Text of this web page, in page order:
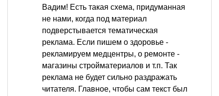
Вадим! Есть такая схема, придуманная
не нами, когда под материал
подверстывается тематическая
реклама. Если пишем о здоровье -
рекламируем медцентры, о ремонте -
магазины стройматериалов и т.п. Так
реклама не будет сильно раздражать
читателя. Главное, чтобы сам текст был